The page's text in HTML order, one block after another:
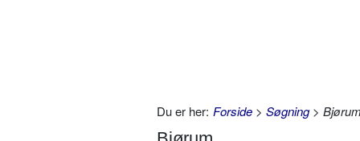
Du er her: Forside > Søgning>